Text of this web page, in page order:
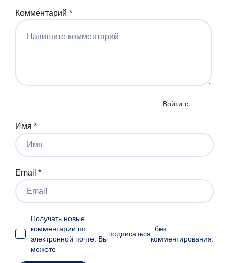
Войти с
Комментарий *
Имя *
Email *
Получать новые
комментарии по
электронной почте. Вы
можете
подписаться
без
комментирования.